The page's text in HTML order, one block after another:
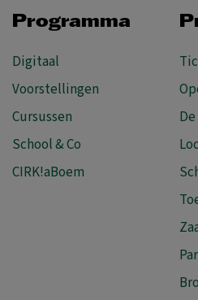
Programma
Digitaal
Voorstellingen
Cursussen
School & Co
CIRK!aBoem